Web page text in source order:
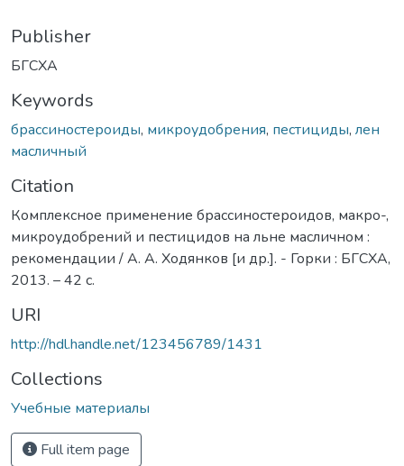
Publisher
БГСХА
Keywords
брассиностероиды, микроудобрения, пестициды, лен
масличный
Citation
Комплексное применение брассиностероидов, макро-,
микроудобрений и пестицидов на льне масличном :
рекомендации / А. А. Ходянков [и др.]. - Горки : БГСХА,
2013. – 42 с.
URI
http://hdl.handle.net/123456789/1431
Collections
Учебные материалы
Full item page